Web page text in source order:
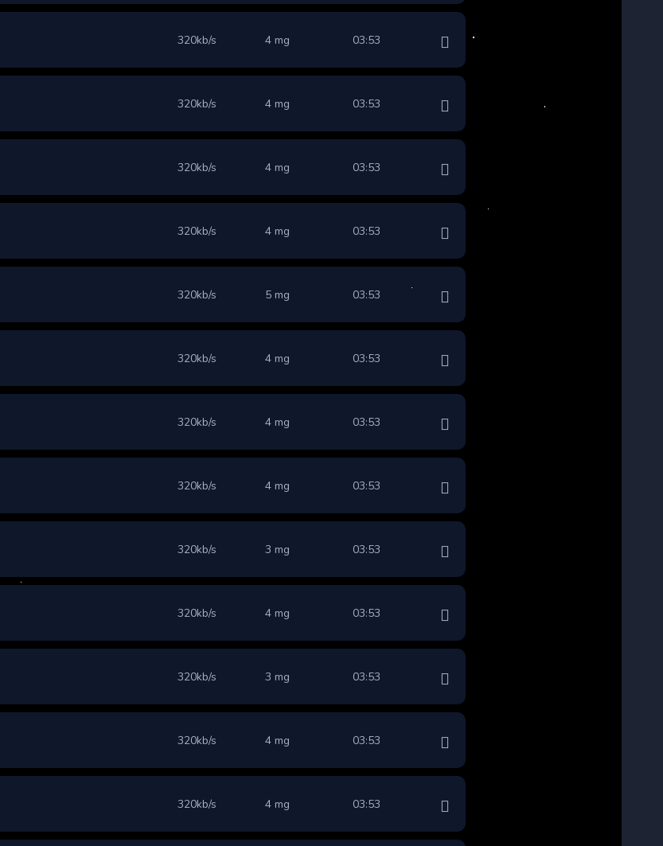
320kb/s 4 mg 03:53
320kb/s 4 mg 03:53
320kb/s 4 mg 03:53
320kb/s 4 mg 03:53
320kb/s 5 mg 03:53
320kb/s 4 mg 03:53
320kb/s 4 mg 03:53
320kb/s 4 mg 03:53
320kb/s 3 mg 03:53
320kb/s 4 mg 03:53
320kb/s 3 mg 03:53
320kb/s 4 mg 03:53
320kb/s 4 mg 03:53